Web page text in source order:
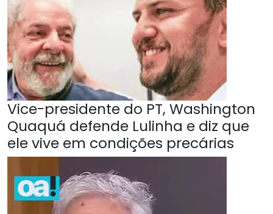
Vice-presidente do PT, Washington
Quaquá defende Lulinha e diz que
ele vive em condições precárias